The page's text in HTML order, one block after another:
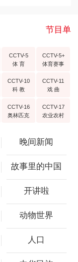
节目单
CCTV-5
体 育
CCTV-5+
体育赛事
CCTV-10
科 教
CCTV-11
戏 曲
CCTV-16
奥林匹克
CCTV-17
农业农村
晚间新闻
故事里的中国
开讲啦
动物世界
人口